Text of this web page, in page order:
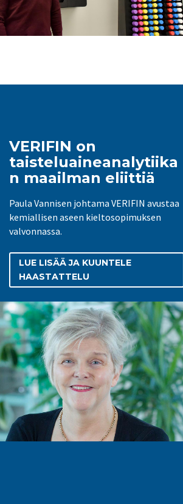
VERIFIN on
taisteluaineanalytiika
n maailman eliittiä
Paula Vannisen johtama VERIFIN avustaa
kemiallisen aseen kieltosopimuksen
valvonnassa.
LUE LISÄÄ JA KUUNTELE
HAASTATTELU